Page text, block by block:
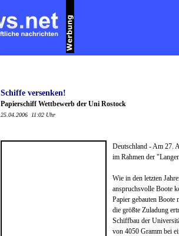
Schiffe versenken!
Papierschiff Wettbewerb der Uni Rostock
25.04.2006 11:02 Uhr
Deutschland - Am 27.
im Rahmen der
Wie in den letzten
anspruchsvolle Boote
Papier gebauten
die größte Zuladung
Schiffbau der
von 4050 Gramm bei